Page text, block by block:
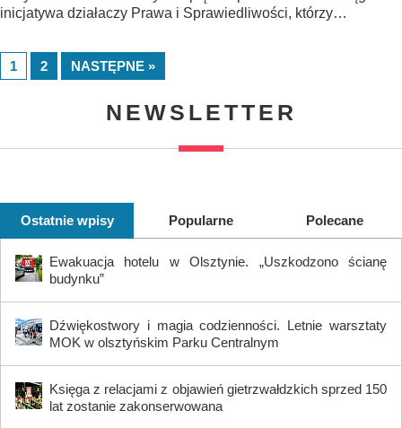
inicjatywa działaczy Prawa i Sprawiedliwości, którzy…
1 2 NASTĘPNE »
NEWSLETTER
Ostatnie wpisy Popularne Polecane
Ewakuacja hotelu w Olsztynie. „Uszkodzono ścianę
budynku”
Dźwiękostwory i magia codzienności. Letnie warsztaty
MOK w olsztyńskim Parku Centralnym
Księga z relacjami z objawień gietrzwałdzkich sprzed 150
lat zostanie zakonserwowana